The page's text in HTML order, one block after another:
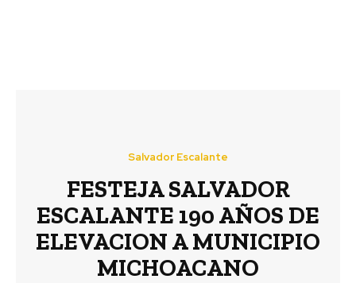
Salvador Escalante
FESTEJA SALVADOR
ESCALANTE 190 AÑOS DE
ELEVACION A MUNICIPIO
MICHOACANO